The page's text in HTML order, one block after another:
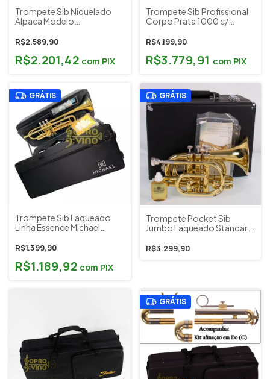
Trompete Sib Niquelado
Alpaca Modelo
Sound Cód. HTR-09NL
R$2.589,90
R$2.201,42 com PIX
Trompete Sib Profissional
Corpo Prata 1000 c/
Sebastian Cód. STR-
R$4.199,90
R$3.779,91 com PIX
GRÁTIS
Trompete Sib Laqueado
Linha Essence Michael
Acessórios (Outlet)
R$1.399,90
R$1.189,92 com PIX
GRÁTIS
Trompete Pocket Sib
Jumbo Laqueado Standard
Taiwan Cód. JPT516L
R$3.299,90
GRÁTIS